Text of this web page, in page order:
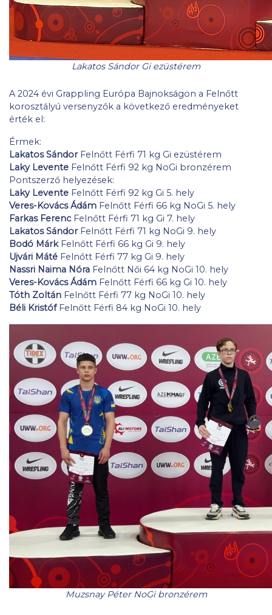
Lakatos Sándor Gi ezüstérem
A 2024 évi Grappling Európa Bajnokságon a Felnőtt
korosztályú versenyzők a következő eredményeket
érték el:
Érmek:
Lakatos SándorFelnőtt Férfi 71 kg Gi ezüstérem
Laky Levente Felnőtt Férfi 92 kg NoGi bronzérem
Pontszerző helyezések:
Laky Levente Felnőtt Férfi 92 kg Gi 5. hely
Veres-Kovács Ádám Felnőtt Férfi 66 kg NoGi 5. hely
Farkas FerencFelnőtt Férfi 71 kg Gi 7. hely
Lakatos SándorFelnőtt Férfi 71 kg NoGi 9. hely
Bodó MárkFelnőtt Férfi 66 kg Gi 9. hely
Ujvári Máté Felnőtt Férfi 77 kg Gi 9. hely
Nassri Naima Nóra Felnőtt Női 64 kg NoGi 10. hely
Veres-Kovács Ádám Felnőtt Férfi 66 kg Gi 10. hely
Tóth Zoltán Felnőtt Férfi 77 kg NoGi 10. hely
Béli KristófFelnőtt Férfi 84 kg NoGi 10. hely
Muzsnay Péter NoGi bronzérem